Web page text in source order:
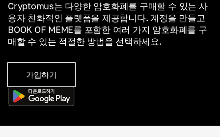
Cryptomus는 다양한 암호화폐를 구매할 수 있는 사
용자 친화적인 플랫폼을 제공합니다. 계정을 만들고
BOOK OF MEME를 포함한 여러 가지 암호화폐를 구
매할 수 있는 적절한 방법을 선택하세요.
가입하기